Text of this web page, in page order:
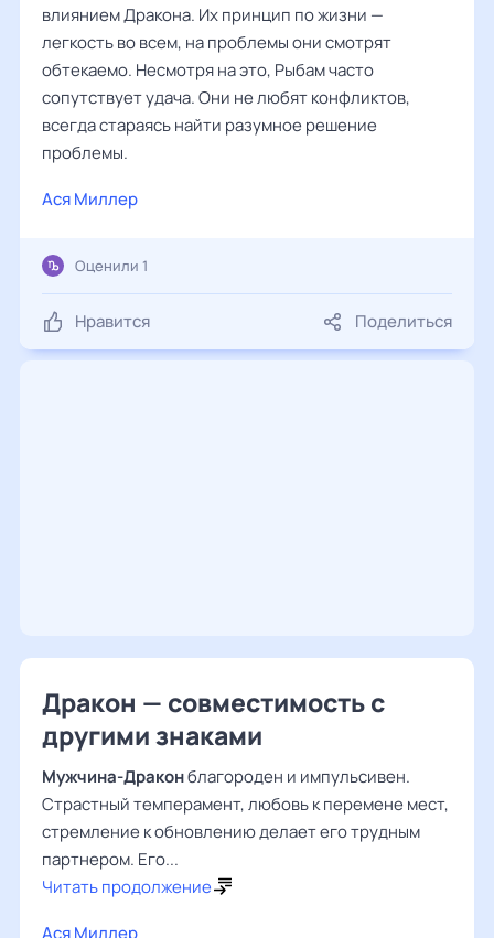
влиянием Дракона. Их принцип по жизни —
легкость во всем, на проблемы они смотрят
обтекаемо. Несмотря на это, Рыбам часто
сопутствует удача. Они не любят конфликтов,
всегда стараясь найти разумное решение
проблемы.
Ася Миллер
Нравится Поделиться
Оценили 1
Дракон — совместимость с
другими знаками
Мужчина-Драконблагороден и импульсивен.
Страстный темперамент, любовь к перемене мест,
стремление к обновлению делает его трудным
партнером. Его...
Читать продолжение
Ася Миллер